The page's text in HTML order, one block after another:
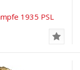
1935 PSL